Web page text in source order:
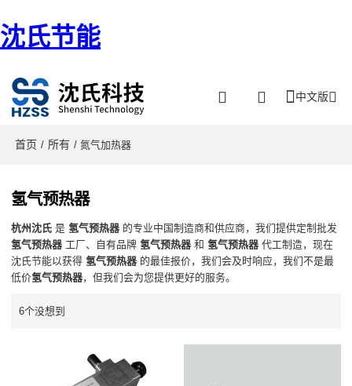
沈氏节能
中文版
首页 / 所有 / 氮气加热器
氢气预热器
杭州沈氏 是氢气预热器 的专业中国制造商和供应商，我们提供定制批发
氢气预热器 工厂、自有品牌氢气预热器 和氢气预热器 代工制造，现在
沈氏节能以获得氢气预热器 的最佳报价，我们会及时响应，我们不是最
低价氢气预热器，但我们会为您提供更好的服务。
6个没想到